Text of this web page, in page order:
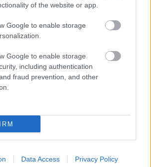
of the website or app.
Google to enable storage
Google to enable storage
including authentication
fraud prevention, and other
Data Access Privacy Policy
zostanie dyrektorem
Rzeszów |ITA TOOLS Stal Mielec
|Texom Stal Rzeszów|Stal Mielec
| Stal Stalowa Wola|Wisła Kraków
Kraków